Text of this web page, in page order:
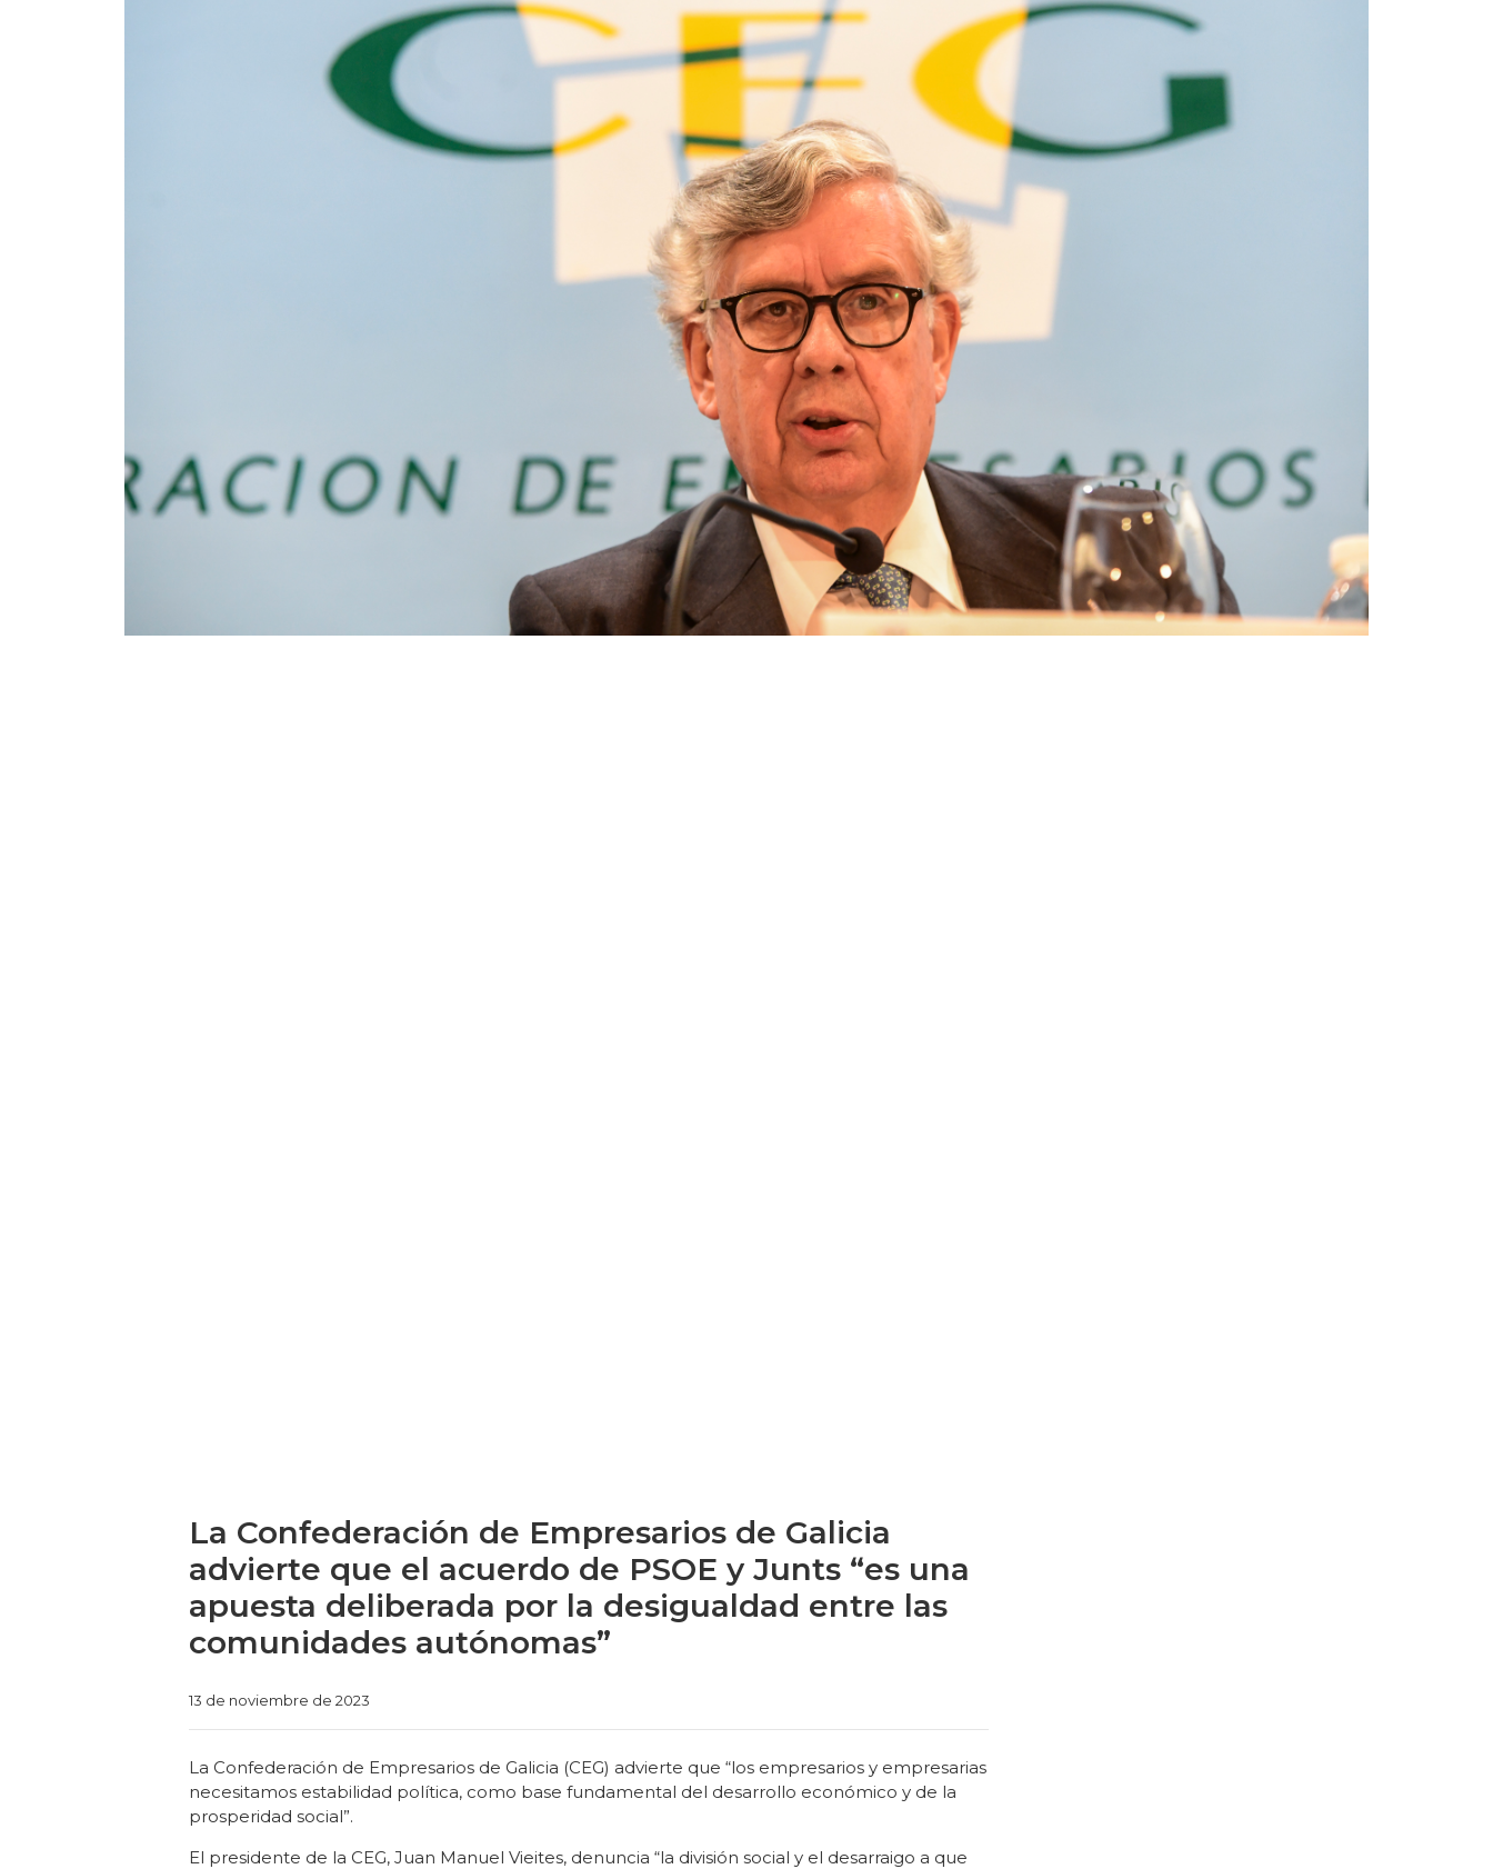
La Confederación de Empresarios de Galicia
advierte que el acuerdo de PSOE y Junts “es una
apuesta deliberada por la desigualdad entre las
comunidades autónomas”
13 de noviembre de 2023Categories
La Confederación de Empresarios de Galicia (CEG) advierte que “los empresarios y empresarias
necesitamos estabilidad política, como base fundamental del desarrollo económico y de la
prosperidad social”.
El presidente de la CEG, Juan Manuel Vieites, denuncia “la división social y el desarraigo a que